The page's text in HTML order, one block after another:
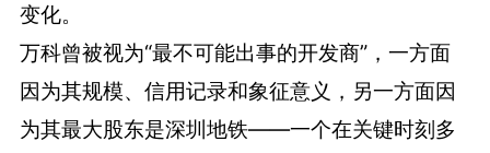
变化。
万科曾被视为“最不可能出事的开发商”，一方面
因为其规模、信用记录和象征意义，另一方面因
为其最大股东是深圳地铁——一个在关键时刻多